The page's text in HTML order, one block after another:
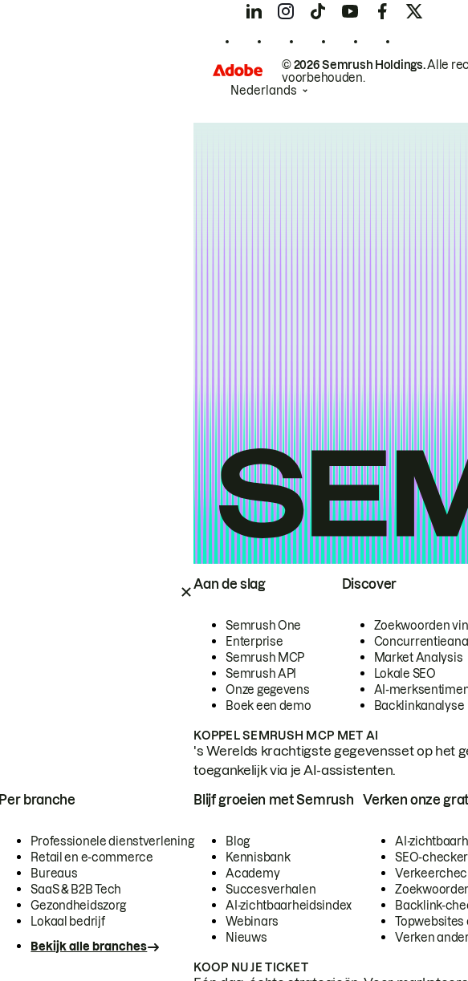
Aan de slag
Semrush One
Enterprise
Semrush MCP
Semrush API
Onze gegevens
Boek een demo
Discover
Zoekwoorden
Market Analysis
Lokale SEO
AI-
Backlinkanalyse
KOPPEL SEMRUSH MCP MET AI
's Werelds krachtigste gegevensset op het
toegankelijk via je AI-assistenten.
Per branche
Professionele dienstverlening
Retail en e-commerce
Bureaus
SaaS & B2B Tech
Gezondheidszorg
Lokaal bedrijf
Bekijk alle branches
Blijf groeien met Semrush
Blog
Kennisbank
Academy
Succesverhalen
AI-zichtbaarheidsindex
Webinars
Nieuws
Verken onze
AI-
SEO-checker
Backlink-
Topwebsites
Verken
KOOP NU JE TICKET
© 2026 Semrush Holdings.Alle
voorbehouden.
Nederlands